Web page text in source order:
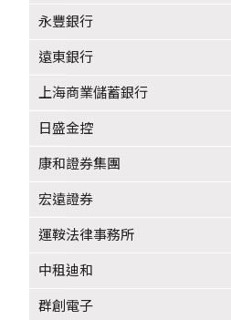
永豐銀行
遠東銀行
上海商業儲蓄銀行
日盛金控
康和證券集團
宏遠證券
運鞍法律事務所
中租迪和
群創電子